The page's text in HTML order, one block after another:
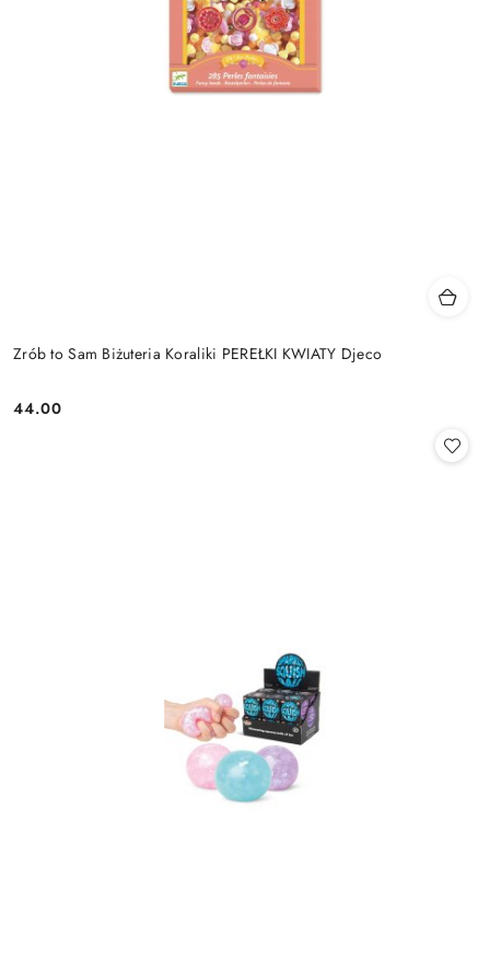
Zrób to Sam Biżuteria Koraliki PEREŁKI KWIATY Djeco
Cena:
44.00